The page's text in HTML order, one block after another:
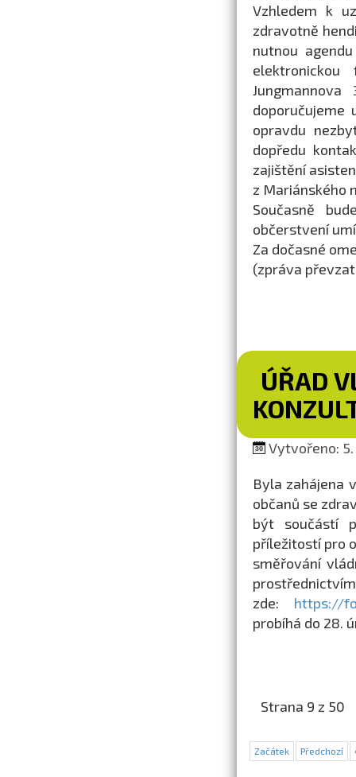
Vzhledem k
zdravotně
nutnou
doporučujeme
opravdu
dopředu
zajištění
z Mariánského
Současně
občerstvení
Za dočasné
(zpráva
ÚŘAD
Vytvořeno: 5.
Byla zahájena
občanů se
být součástí
příležitostí pro
směřování
zde: https://
probíhá do 28.
Strana 9 z 50
Začátek Předchozí